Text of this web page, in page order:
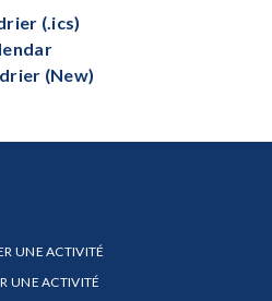
(.ics)
(New)
UNE ACTIVITÉ
UNE ACTIVITÉ